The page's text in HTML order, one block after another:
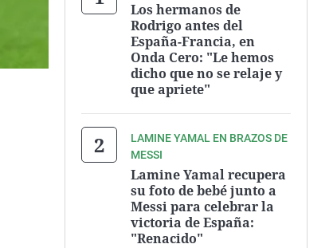
Los hermanos de
Rodrigo antes del
España-Francia, en
Onda Cero: "Le hemos
dicho que no se relaje y
que apriete"
LAMINE YAMAL EN BRAZOS DE
MESSI
Lamine Yamal recupera
su foto de bebé junto a
Messi para celebrar la
victoria de España:
"Renacido"